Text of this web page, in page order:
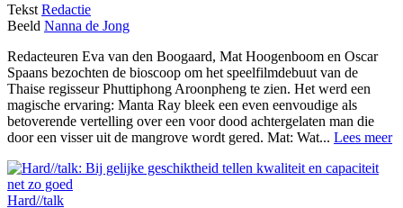
Tekst Redactie
Beeld Nanna de Jong
Redacteuren Eva van den Boogaard, Mat Hoogenboom en Oscar
Spaans bezochten de bioscoop om het speelfilmdebuut van de
Thaise regisseur Phuttiphong Aroonpheng te zien. Het werd een
magische ervaring: Manta Ray bleek een even eenvoudige als
betoverende vertelling over een voor dood achtergelaten man die
door een visser uit de mangrove wordt gered. Mat: Wat... Lees meer
Hard//talk